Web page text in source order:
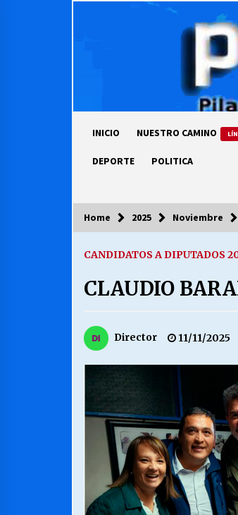
INICIO NUESTRO CAMINO
DEPORTE POLITICA
COLUMNISTA
luz… ¿Y cuándo
03/08/2026
MUNICIPALIDAD,
CLIMA LABORAL:
VOLVER A SER
16/06/2026
S.O.S. a los
(Salvar
30/04/2026
Home 2025 Noviembre
CANDIDATOS A DIPUTADOS
CLAUDIO
Director 11/11/2025